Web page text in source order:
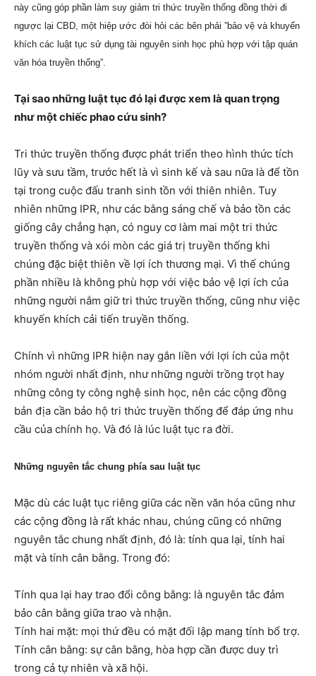
này cũng góp phần làm suy giảm tri thức truyền thống đồng thời đi
ngược lại CBD, một hiệp ước đòi hỏi các bên phải ”bảo vệ và khuyến
khích các luật tục sử dụng tài nguyên sinh học phù hợp với tập quán
văn hóa truyền thống”.
Tại sao những luật tục đó lại được xem là quan trọng
như một chiếc phao cứu sinh?
Tri thức truyền thống được phát triển theo hình thức tích
lũy và sưu tầm, trước hết là vì sinh kế và sau nữa là để tồn
tại trong cuộc đấu tranh sinh tồn với thiên nhiên. Tuy
nhiên những IPR, như các bằng sáng chế và bảo tồn các
giống cây chẳng hạn, có nguy cơ làm mai một tri thức
truyền thống và xói mòn các giá trị truyền thống khi
chúng đặc biệt thiên về lợi ích thương mại. Vì thế chúng
phần nhiều là không phù hợp với việc bảo vệ lợi ích của
những người nắm giữ tri thức truyền thống, cũng như việc
khuyến khích cải tiến truyền thống.
Chính vì những IPR hiện nay gắn liền với lợi ích của một
nhóm người nhất định, như những người trồng trọt hay
những công ty công nghệ sinh học, nên các cộng đồng
bản địa cần bảo hộ tri thức truyền thống để đáp ứng nhu
cầu của chính họ. Và đó là lúc luật tục ra đời.
Những nguyên tắc chung phía sau luật tục
Mặc dù các luật tục riêng giữa các nền văn hóa cũng như
các cộng đồng là rất khác nhau, chúng cũng có những
nguyên tắc chung nhất định, đó là: tính qua lại, tính hai
mặt và tính cân bằng. Trong đó:
Tính qua lại hay trao đổi công bằng: là nguyên tắc đảm
bảo cân bằng giữa trao và nhận.
Tính hai mặt: mọi thứ đều có mặt đối lập mang tính bổ trợ.
Tính cân bằng: sự cân bằng, hòa hợp cần được duy trì
trong cả tự nhiên và xã hội.